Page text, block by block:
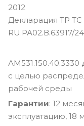
2012
Декларация ТР ТС
RU.РА02.В.63917/24
АМ531.150.40.3330
с целью
рабочей среды
Гарантии: 12
эксплуатацию, 18